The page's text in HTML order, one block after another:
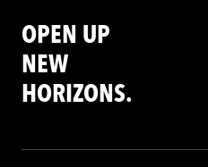
OPEN UP
NEW
HORIZONS.